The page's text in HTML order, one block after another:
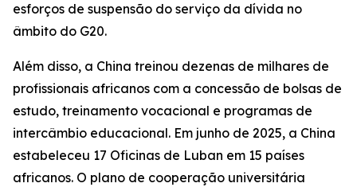
esforços de suspensão do serviço da dívida no
âmbito do G20.
Além disso, a China treinou dezenas de milhares de
profissionais africanos com a concessão de bolsas de
estudo, treinamento vocacional e programas de
intercâmbio educacional. Em junho de 2025, a China
estabeleceu 17 Oficinas de Luban em 15 países
africanos. O plano de cooperação universitária